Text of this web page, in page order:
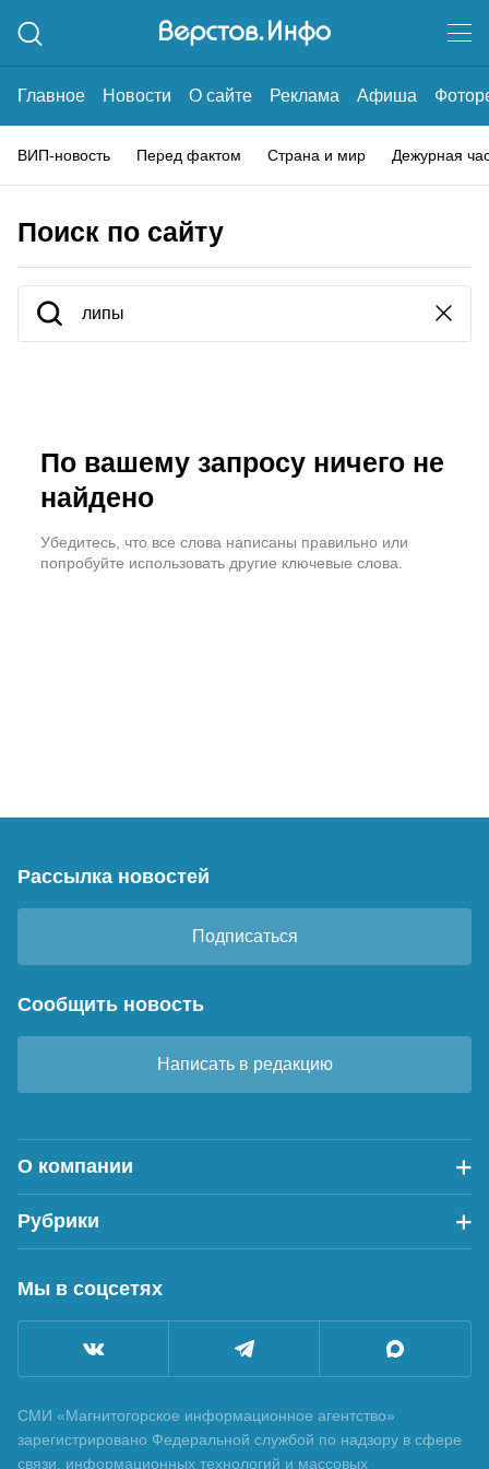
Главное Новости О сайте Реклама Афиша
ВИП-новость Перед фактом Страна и мир Дежурная
Поиск по сайту
По вашему запросу ничего не
найдено
Убедитесь, что все слова написаны правильно или
попробуйте использовать другие ключевые слова.
Рассылка новостей
Подписаться
Сообщить новость
Написать в редакцию
О компании
Рубрики
Мы в соцсетях
СМИ «Магнитогорское информационное агентство»
зарегистрировано Федеральной службой по надзору в сфере
связи, информационных технологий и массовых